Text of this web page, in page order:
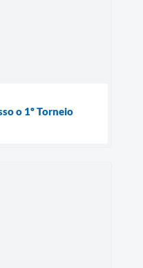
o 1º Torneio